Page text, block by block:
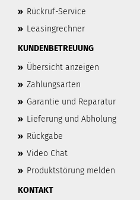
» Rückruf-Service
» Leasingrechner
KUNDENBETREUUNG
» Übersicht anzeigen
» Zahlungsarten
» Garantie und Reparatur
» Lieferung und Abholung
» Rückgabe
» Video Chat
» Produktstörung melden
KONTAKT